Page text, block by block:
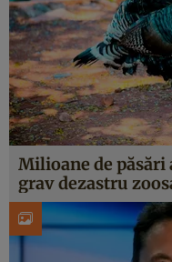
Milioane de păsări
grav dezastru